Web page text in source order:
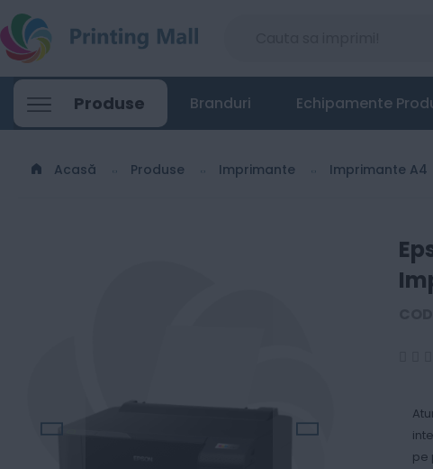
Produse Branduri Echipamente
Acasă Produse Imprimante Imprimante A4
pe
Epson EcoTank L1230 - Imprimanta Inkjet
720 00Lei